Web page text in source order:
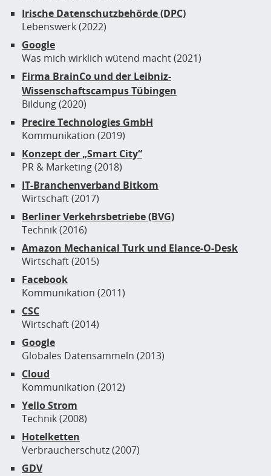
Irische Datenschutzbehörde (DPC)
Lebenswerk (2022)
Google
Was mich wirklich wütend macht (2021)
Firma BrainCo und der Leibniz-
Wissenschaftscampus Tübingen
Bildung (2020)
Precire Technologies GmbH
Kommunikation (2019)
Konzept der „Smart City“
PR & Marketing (2018)
IT-Branchenverband Bitkom
Wirtschaft (2017)
Berliner Verkehrsbetriebe (BVG)
Technik (2016)
Amazon Mechanical Turk und Elance-O-Desk
Wirtschaft (2015)
Facebook
Kommunikation (2011)
CSC
Wirtschaft (2014)
Google
Globales Datensammeln (2013)
Cloud
Kommunikation (2012)
Yello Strom
Technik (2008)
Hotelketten
Verbraucherschutz (2007)
GDV